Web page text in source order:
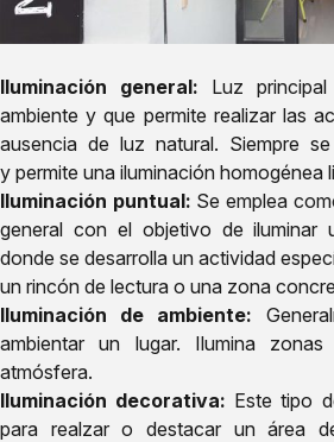
Iluminación general: Luz
ambiente y que permite realizar las
ausencia de luz natural. Siempre
y permite una iluminación homogénea
Iluminación puntual: Se emplea
general con el objetivo de iluminar
donde se desarrolla un actividad
un rincón de lectura o una zona
Iluminación de ambiente:
ambientar un lugar. Ilumina
atmósfera.
Iluminación decorativa: Este tipo
para realzar o destacar un área